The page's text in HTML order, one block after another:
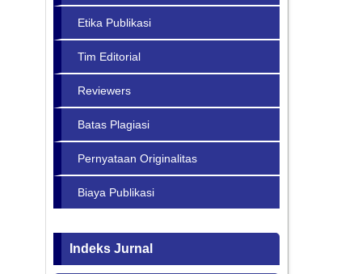
Etika Publikasi
Tim Editorial
Reviewers
Batas Plagiasi
Pernyataan Originalitas
Biaya Publikasi
Indeks Jurnal